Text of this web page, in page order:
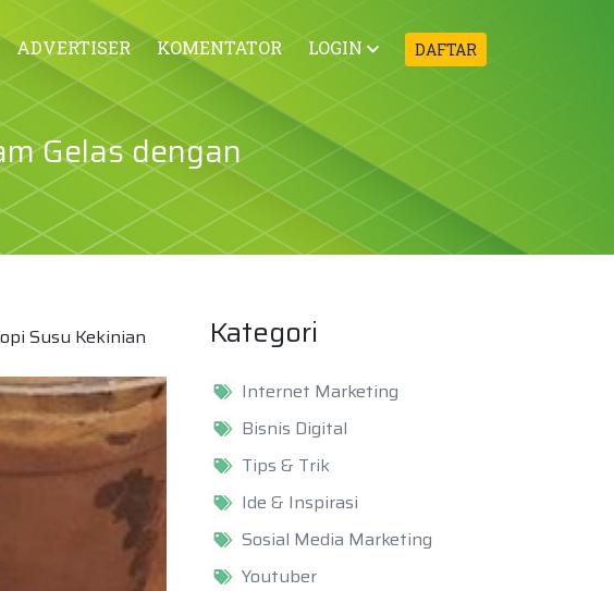
ADVERTISER KOMENTATOR LOGIN DAFTAR
Gelas dengan
Susu Kekinian Kategori
Internet Marketing
Bisnis Digital
Tips & Trik
Ide & Inspirasi
Sosial Media Marketing
Youtuber